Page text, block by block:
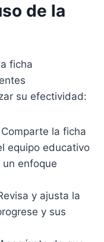
de la
ficha
su efectividad:
Comparte la ficha
equipo educativo
enfoque
y ajusta la
y sus